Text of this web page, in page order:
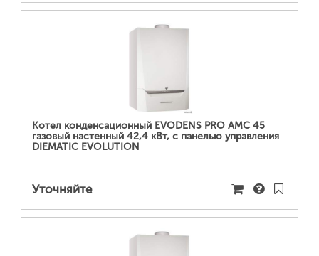
Котел конденсационный EVODENS PRO AMC 45
газовый настенный 42,4 кВт, c панелью управления
DIEMATIC EVOLUTION
Уточняйте